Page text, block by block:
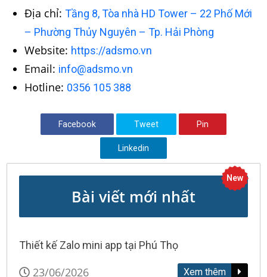
Địa chỉ:Tầng 8, Tòa nhà HD Tower – 22 Phố Mới
– Phường Thủy Nguyên – Tp. Hải Phòng
Website: https://adsmo.vn
Email: info@adsmo.vn
Hotline: 0356 105 388
Facebook Tweet Pin
Linkedin
Bài viết mới nhất
New
Thiết kế Zalo mini app tại Phú Thọ
23/06/2026 Xem thêm